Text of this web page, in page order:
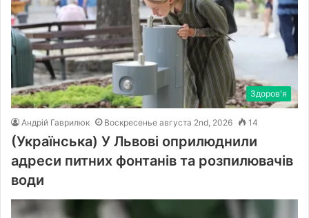
Здоров'я
Андрій Гаврилюк Воскресенье августа 2nd, 2026 14
(Українська) У Львові оприлюднили
адреси питних фонтанів та розпилювачів
води